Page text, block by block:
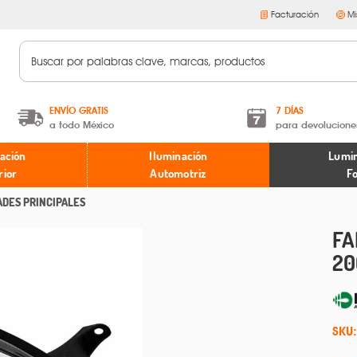
Facturación
ENVÍO GRATIS
a todo México
A partir de $599 MXN.
* Aplican restricciones
7 DÍAS
para
Términos y condiciones
Políticas de devoluciones
Iluminación
Automotriz
PRINCIPALES
SKU: